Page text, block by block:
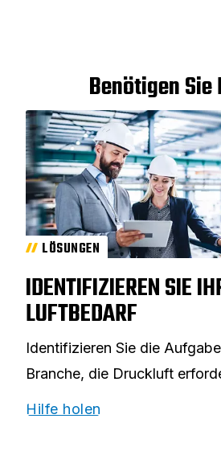
Benötigen
LÖSUNGEN
IDENTIFIZIEREN SIE
LUFTBEDARF
Identifizieren Sie die
Branche, die Druckluft
Hilfe holen